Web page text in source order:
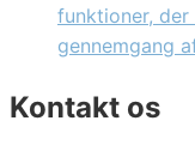
funktioner, der
gennemgang
Kontakt os